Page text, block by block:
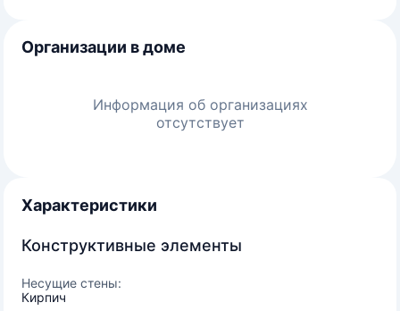
Организации в доме
Информация об организациях
отсутствует
Характеристики
Конструктивные элементы
Несущие стены:
Кирпич